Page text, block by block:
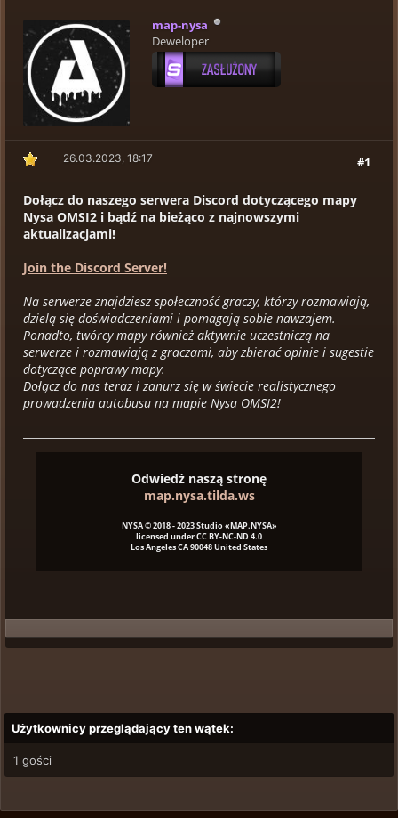
map-nysa
Deweloper
#1
26.03.2023, 18:17
Dołącz do naszego serwera Discord dotyczącego mapy
Nysa OMSI2 i bądź na bieżąco z najnowszymi
aktualizacjami!
Join the Discord Server!
Na serwerze znajdziesz społeczność graczy, którzy rozmawiają,
dzielą się doświadczeniami i pomagają sobie nawzajem.
Ponadto, twórcy mapy również aktywnie uczestniczą na
serwerze i rozmawiają z graczami, aby zbierać opinie i sugestie
dotyczące poprawy mapy.
Dołącz do nas teraz i zanurz się w świecie realistycznego
prowadzenia autobusu na mapie Nysa OMSI2!
Odwiedź naszą stronę
map.nysa.tilda.ws
NYSA © 2018 - 2023 Studio «MAP.NYSA»
licensed under CC BY-NC-ND 4.0
Los Angeles CA 90048 United States
Użytkownicy przeglądający ten wątek:
1 gości